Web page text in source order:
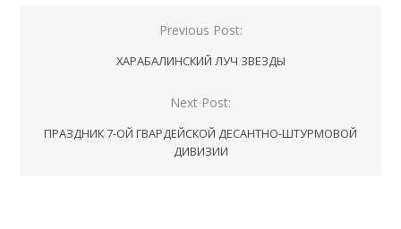
Previous Post:
ХАРАБАЛИНСКИЙ ЛУЧ ЗВЕЗДЫ
Next Post:
ПРАЗДНИК 7-ОЙ ГВАРДЕЙСКОЙ ДЕСАНТНО-ШТУРМОВОЙ
ДИВИЗИИ